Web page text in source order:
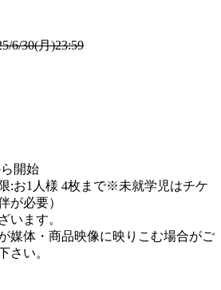
6/30(⽉)23:59
開始
:お1⼈様 4枚まで※未就学児はチケ
が必要）
います。
媒体・商品映像に映りこむ場合がご
さい。